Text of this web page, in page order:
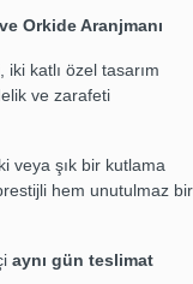
Orkide Aranjmanı
iki katlı özel tasarım
ve zarafeti
veya şık bir kutlama
hem unutulmaz bir
aynı gün teslimat